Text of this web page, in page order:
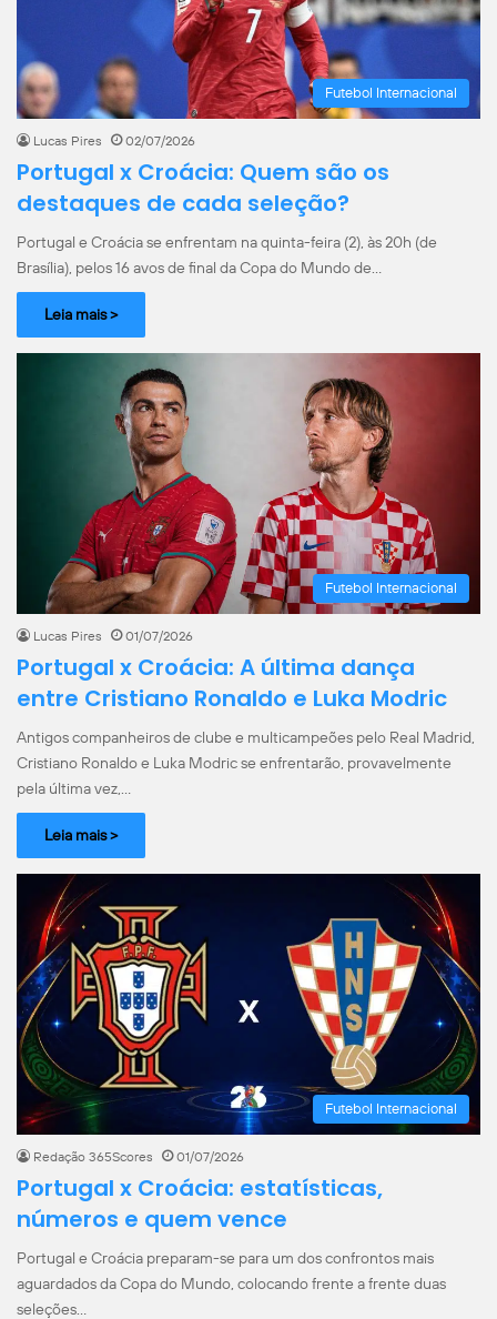
Futebol Internacional
Lucas Pires 02/07/2026
Portugal x Croácia: Quem são os
destaques de cada seleção?
Portugal e Croácia se enfrentam na quinta-feira (2), às 20h (de
Brasília), pelos 16 avos de final da Copa do Mundo de…
Leia mais >
Futebol Internacional
Lucas Pires 01/07/2026
Portugal x Croácia: A última dança
entre Cristiano Ronaldo e Luka Modric
Antigos companheiros de clube e multicampeões pelo Real Madrid,
Cristiano Ronaldo e Luka Modric se enfrentarão, provavelmente
pela última vez,…
Leia mais >
Futebol Internacional
Redação 365Scores 01/07/2026
Portugal x Croácia: estatísticas,
números e quem vence
Portugal e Croácia preparam-se para um dos confrontos mais
aguardados da Copa do Mundo, colocando frente a frente duas
seleções…